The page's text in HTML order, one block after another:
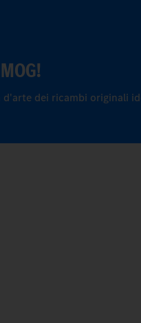
dei ricambi originali